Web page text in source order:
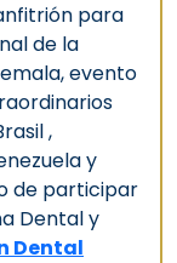
para
de la
evento
,
y
de participar
Dental y
Dental